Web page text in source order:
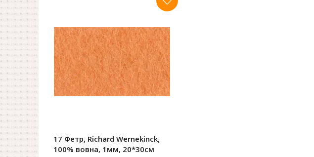
17 Фетр, Richard Wernekinck,
100% вовна, 1мм, 20*30см